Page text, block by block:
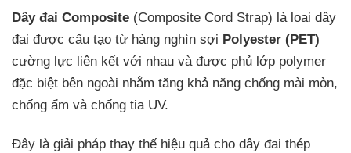
Dây đai Composite (Composite Cord Strap) là loại dây
đai được cấu tạo từ hàng nghìn sợi Polyester (PET)
cường lực liên kết với nhau và được phủ lớp polymer
đặc biệt bên ngoài nhằm tăng khả năng chống mài mòn,
chống ẩm và chống tia UV.
Đây là giải pháp thay thế hiệu quả cho dây đai thép